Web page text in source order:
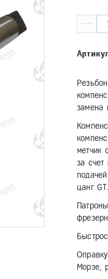
замена
метчик
за счет
цанг
Морзе,